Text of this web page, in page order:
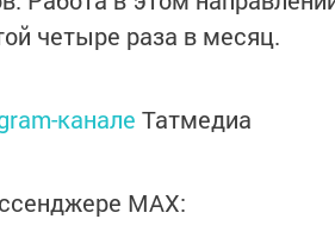
четыре раза в месяц.
канале Татмедиа
MАХ: